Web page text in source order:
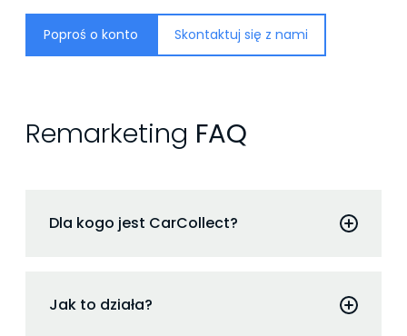
Poproś o konto Skontaktuj się z nami
Remarketing FAQ
Dla kogo jest CarCollect?
leasingowych, właścicieli flot i
Jak to działa?